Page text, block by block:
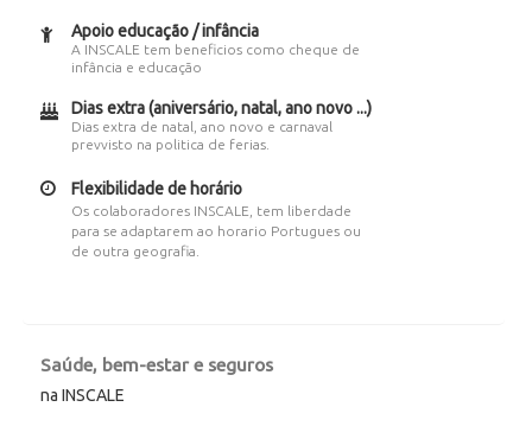
Apoio educação / infância
A INSCALE tem beneficios como cheque de
infância e educação
Dias extra (aniversário, natal, ano novo ...)
Dias extra de natal, ano novo e carnaval
prevvisto na politica de ferias.
Flexibilidade de horário
Os colaboradores INSCALE, tem liberdade
para se adaptarem ao horario Portugues ou
de outra geografia.
Saúde, bem-estar e seguros
na INSCALE